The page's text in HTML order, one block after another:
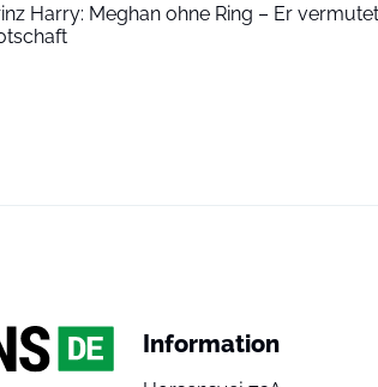
Harry: Meghan ohne Ring – Er
Information